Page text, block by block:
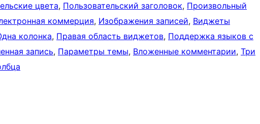
цвета, Пользовательский заголовок, Произвольный
коммерция, Изображения записей, Виджеты
колонка, Правая область виджетов, Поддержка языков с
запись, Параметры темы, Вложенные комментарии, Три